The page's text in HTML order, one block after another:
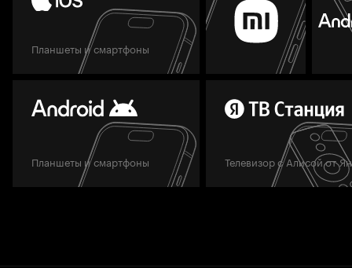
Планшеты и смартфоны
Планшеты и смартфоны Телевизор с Алисой от